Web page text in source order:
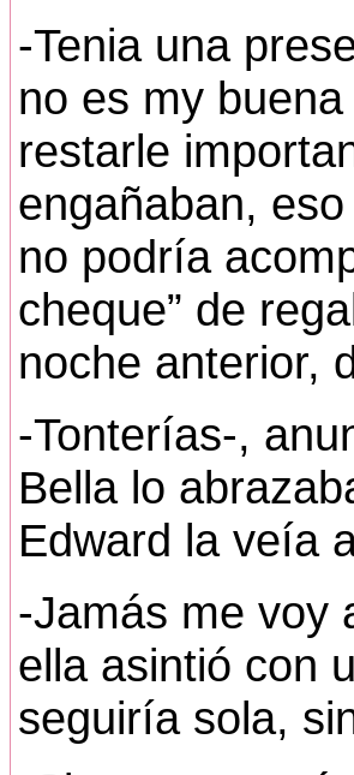
-Tenia una
no es my
restarle
engañaban,
no podría
cheque” de
noche anterior,
-Tonterías-,
Bella lo
Edward la veía
-Jamás me voy
ella asintió con
seguiría sola,